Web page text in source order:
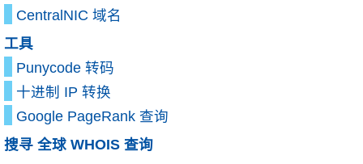
CentralNIC 域名
工具
Punycode 转码
十进制 IP 转换
Google PageRank 查询
搜寻 全球 WHOIS 查询